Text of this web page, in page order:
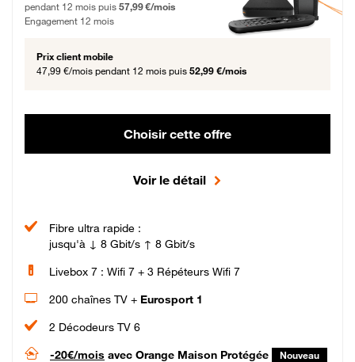
pendant 12 mois puis 57,99 €/mois
Engagement 12 mois
Prix client mobile
47,99 €/mois pendant 12 mois puis 52,99 €/mois
Choisir cette offre
Voir le détail
Fibre ultra rapide :
jusqu'à ↓ 8 Gbit/s ↑ 8 Gbit/s
Livebox 7 : Wifi 7 + 3 Répéteurs Wifi 7
200 chaînes TV + Eurosport 1
2 Décodeurs TV 6
-20€/mois avec Orange Maison Protégée Nouveau